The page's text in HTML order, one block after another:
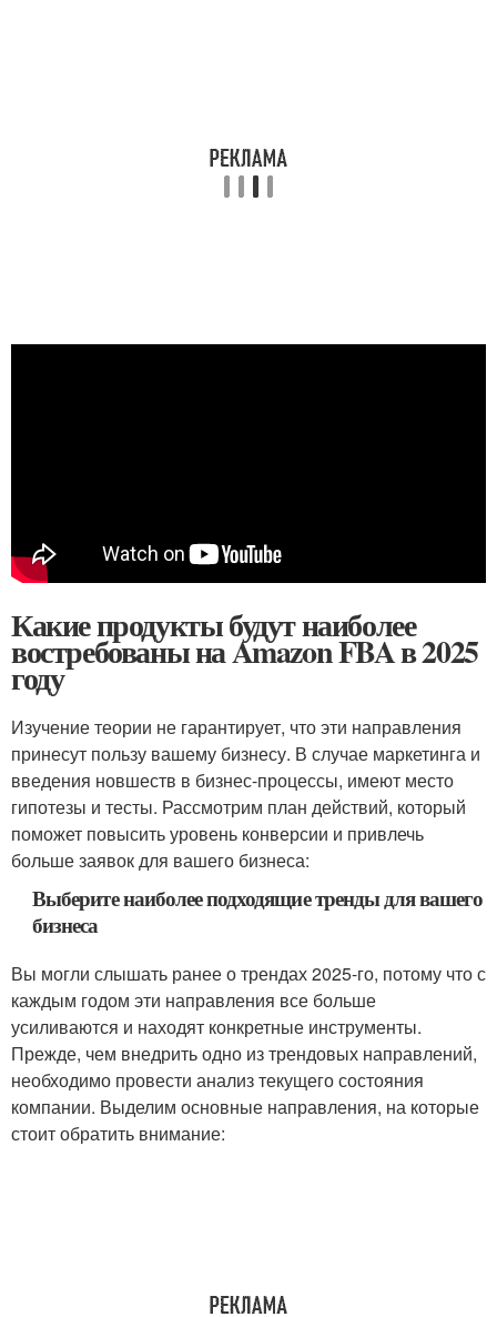
Какие продукты будут наиболее
востребованы на Amazon FBA в 2025
году
Изучение теории не гарантирует, что эти направления
принесут пользу вашему бизнесу. В случае маркетинга и
введения новшеств в бизнес-процессы, имеют место
гипотезы и тесты. Рассмотрим план действий, который
поможет повысить уровень конверсии и привлечь
больше заявок для вашего бизнеса:
Выберите наиболее подходящие тренды для вашего
бизнеса
Вы могли слышать ранее о трендах 2025-го, потому что с
каждым годом эти направления все больше
усиливаются и находят конкретные инструменты.
Прежде, чем внедрить одно из трендовых направлений,
необходимо провести анализ текущего состояния
компании. Выделим основные направления, на которые
стоит обратить внимание: